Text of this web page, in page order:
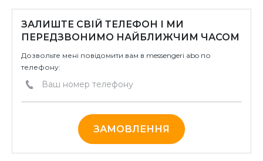
ЗАЛИШТЕ СВІЙ ТЕЛЕФОН І МИ
ПЕРЕДЗВОНИМО НАЙБЛИЖЧИМ ЧАСОМ
Дозвольте мені повідомити вам в messengeri abo по
телефону:
ЗАМОВЛЕННЯ